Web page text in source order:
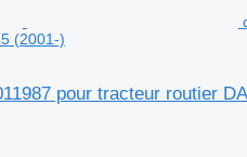
(2001-)
pour tracteur routier